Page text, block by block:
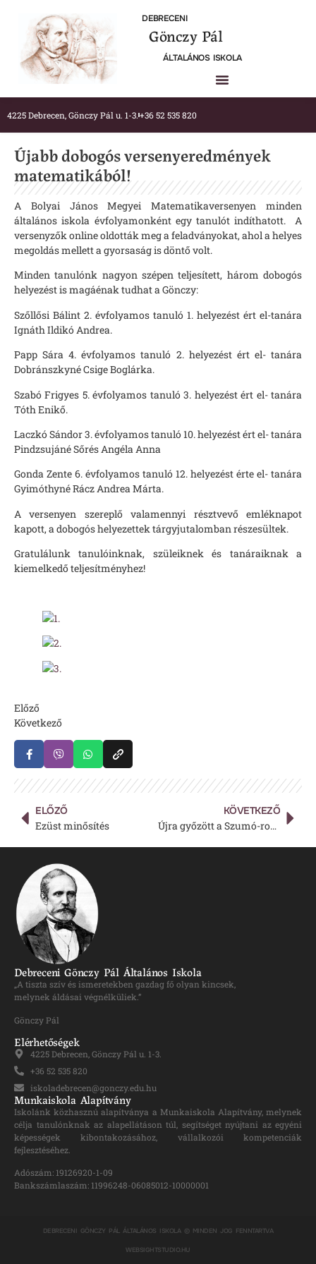
DEBRECENI
Gönczy Pál
ÁLTALÁNOS ISKOLA
4225 Debrecen, Gönczy Pál u. 1-3.+36 52 535 820
Újabb dobogós versenyeredmények
matematikából!
A Bolyai János Megyei Matematikaversenyen minden
általános iskola évfolyamonként egy tanulót indíthatott. A
versenyzők online oldották meg a feladványokat, ahol a helyes
megoldás mellett a gyorsaság is döntő volt.
Minden tanulónk nagyon szépen teljesített, három dobogós
helyezést is magáénak tudhat a Gönczy:
Szőllősi Bálint 2. évfolyamos tanuló 1. helyezést ért el-tanára
Ignáth Ildikó Andrea.
Papp Sára 4. évfolyamos tanuló 2. helyezést ért el- tanára
Dobránszkyné Csige Boglárka.
Szabó Frigyes 5. évfolyamos tanuló 3. helyezést ért el- tanára
Tóth Enikő.
Laczkó Sándor 3. évfolyamos tanuló 10. helyezést ért el- tanára
Pindzsujáné Sőrés Angéla Anna
Gonda Zente 6. évfolyamos tanuló 12. helyezést érte el- tanára
Gyimóthyné Rácz Andrea Márta.
A versenyen szereplő valamennyi résztvevő emléknapot
kapott, a dobogós helyezettek tárgyjutalomban részesültek.
Gratulálunk tanulóinknak, szüleiknek és tanáraiknak a
kiemelkedő teljesítményhez!
Előző
Következő
ELŐZŐ
Ezüst minősítés
KÖVETKEZŐ
Újra győzött a Szumó-robot
Debreceni Gönczy Pál Általános Iskola
„A tiszta szív és ismeretekben gazdag fő olyan kincsek,
melynek áldásai végnélküliek.”
Gönczy Pál
Elérhetőségek
4225 Debrecen, Gönczy Pál u. 1-3.
+36 52 535 820
iskoladebrecen@gonczy.edu.hu
Munkaiskola Alapítvány
Iskolánk közhasznú alapítványa a Munkaiskola Alapítvány, melynek
célja tanulónknak az alapellátáson túl, segítséget nyújtani az egyéni
képességek kibontakozásához, vállalkozói kompetenciák
fejlesztéséhez.
Adószám: 19126920-1-09
Bankszámlaszám: 11996248-06085012-10000001
DEBRECENI GÖNCZY PÁL ÁLTALÁNOS ISKOLA © MINDEN JOG FENNTARTVA
WEBSIGHTSTUDIO.HU